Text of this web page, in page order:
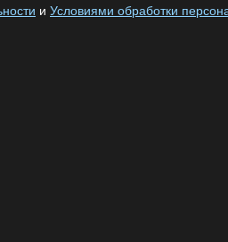
и Условиями обработки